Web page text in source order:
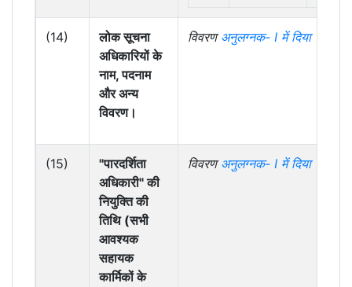
(14)
लोक सूचना
अधिकारियों के
नाम, पदनाम
और अन्य
विवरण।
विवरणअनुलग्नक- I में दिया गया है
(15)
"पारदर्शिता
अधिकारी" की
नियुक्ति की
तिथि (सभी
आवश्यक
सहायक
कार्मिकों के
विवरणअनुलग्नक- I में दिया गया है